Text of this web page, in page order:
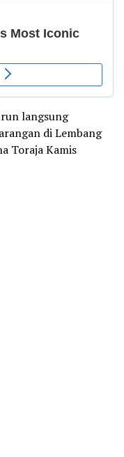
langsung
di Lembang
Toraja Kamis